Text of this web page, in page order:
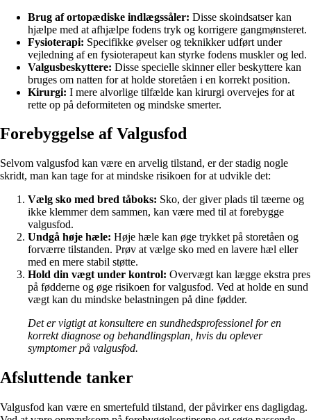
Brug af ortopædiske indlægssåler: Disse skoindsatser kan
hjælpe med at afhjælpe fodens tryk og korrigere gangmønsteret.
Fysioterapi: Specifikke øvelser og teknikker udført under
vejledning af en fysioterapeut kan styrke fodens muskler og led.
Valgusbeskyttere: Disse specielle skinner eller beskyttere kan
bruges om natten for at holde storetåen i en korrekt position.
Kirurgi: I mere alvorlige tilfælde kan kirurgi overvejes for at
rette op på deformiteten og mindske smerter.
Forebyggelse af Valgusfod
Selvom valgusfod kan være en arvelig tilstand, er der stadig nogle
skridt, man kan tage for at mindske risikoen for at udvikle det:
Vælg sko med bred tåboks: Sko, der giver plads til tæerne og
ikke klemmer dem sammen, kan være med til at forebygge
valgusfod.
Undgå høje hæle: Høje hæle kan øge trykket på storetåen og
forværre tilstanden. Prøv at vælge sko med en lavere hæl eller
med en mere stabil støtte.
Hold din vægt under kontrol: Overvægt kan lægge ekstra pres
på fødderne og øge risikoen for valgusfod. Ved at holde en sund
vægt kan du mindske belastningen på dine fødder.
Det er vigtigt at konsultere en sundhedsprofessionel for en
korrekt diagnose og behandlingsplan, hvis du oplever
symptomer på valgusfod.
Afsluttende tanker
Valgusfod kan være en smertefuld tilstand, der påvirker ens dagligdag.